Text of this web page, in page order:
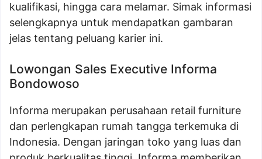
kualifikasi, hingga cara melamar. Simak informasi
selengkapnya untuk mendapatkan gambaran
jelas tentang peluang karier ini.
Lowongan Sales Executive Informa
Bondowoso
Informa merupakan perusahaan retail furniture
dan perlengkapan rumah tangga terkemuka di
Indonesia. Dengan jaringan toko yang luas dan